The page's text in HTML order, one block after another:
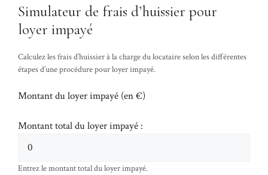
Simulateur de frais d’huissier pour
loyer impayé
Calculez les frais d’huissier à la charge du locataire selon les différentes
étapes d’une procédure pour loyer impayé.
Montant du loyer impayé (en €)
Montant total du loyer impayé :
Entrez le montant total du loyer impayé.